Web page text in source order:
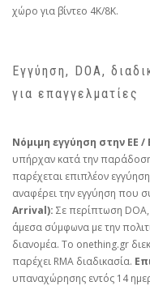
χώρο για βίντεο 4K/8K.
Εγγύηση, DOA,
για επαγγελματίες
Νόμιμη εγγύηση στην ΕΕ /
υπήρχαν κατά την
παρέχεται επιπλέον
αναφέρει την εγγύηση που
Arrival): Σε περίπτωση DOA,
άμεσα σύμφωνα με την
διανομέα. Το onething.gr
παρέχει RMA διαδικασία.
υπαναχώρησης εντός 14